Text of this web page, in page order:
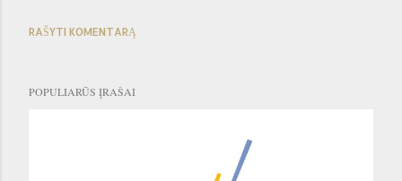
RAŠYTI KOMENTARĄ
POPULIARŪS ĮRAŠAI